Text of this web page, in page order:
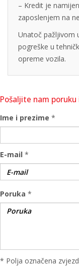
– Kredit je
zaposlenjem na
Unatoč pažljivom
pogreške u
opreme vozila.
Pošaljite nam
Ime i prezime *
E-mail *
Poruka *
* Polja označena